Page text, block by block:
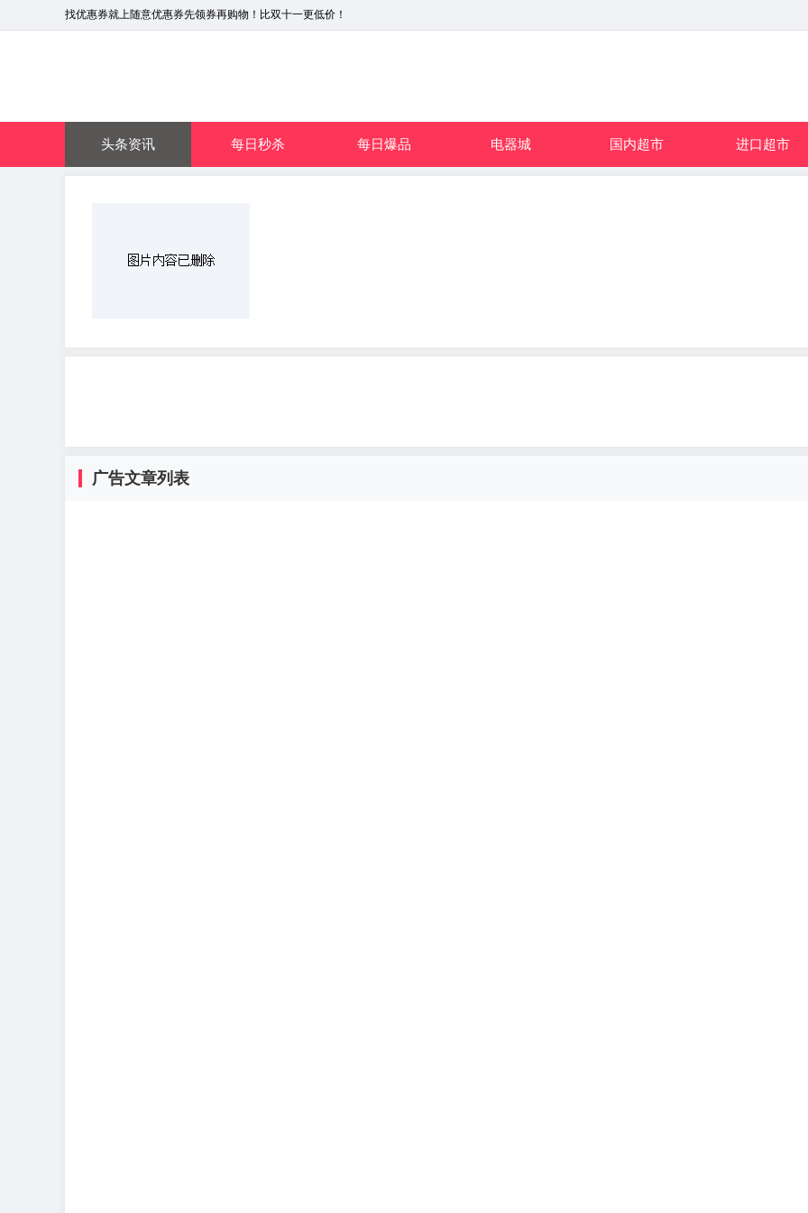
找优惠券就上随意优惠券先领券再购物！比双十一更低价！
头条资讯 每日秒杀 每日爆品 电器城 国内超市 进口超市
广告文章列表